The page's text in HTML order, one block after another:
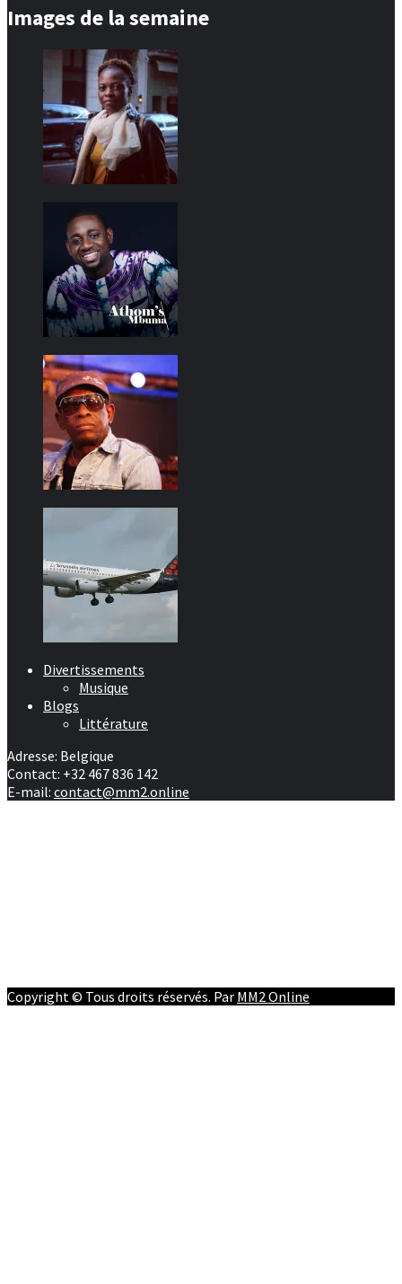
Images de la semaine
Divertissements
Musique
Blogs
Littérature
Adresse: Belgique
Contact: +32 467 836 142
E-mail: contact@mm2.online
Copyright © Tous droits réservés. Par MM2 Online